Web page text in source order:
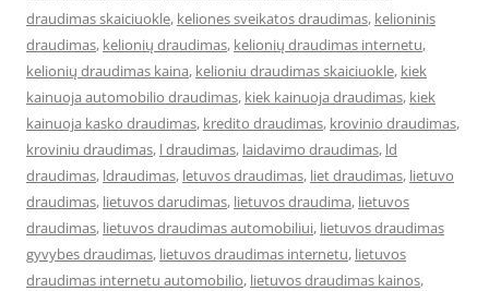
draudimas skaiciuokle, keliones sveikatos draudimas, kelioninis
draudimas, kelionių draudimas, kelionių draudimas internetu,
kelionių draudimas kaina, kelioniu draudimas skaiciuokle, kiek
kainuoja automobilio draudimas, kiek kainuoja draudimas, kiek
kainuoja kasko draudimas, kredito draudimas, krovinio draudimas,
kroviniu draudimas, l draudimas, laidavimo draudimas, ld
draudimas, ldraudimas, letuvos draudimas, liet draudimas, lietuvo
draudimas, lietuvos darudimas, lietuvos draudima, lietuvos
draudimas, lietuvos draudimas automobiliui, lietuvos draudimas
gyvybes draudimas, lietuvos draudimas internetu, lietuvos
draudimas internetu automobilio, lietuvos draudimas kainos,